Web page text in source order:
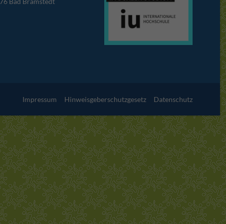
Impressum Hinweisgeberschutzgesetz Datenschutz